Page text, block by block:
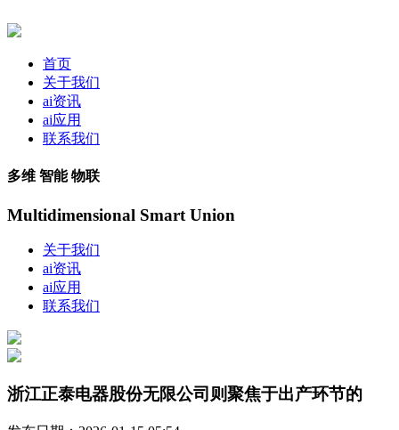
首页
关于我们
ai资讯
ai应用
联系我们
多维 智能 物联
Multidimensional Smart Union
关于我们
ai资讯
ai应用
联系我们
浙江正泰电器股份无限公司则聚焦于出产环节的